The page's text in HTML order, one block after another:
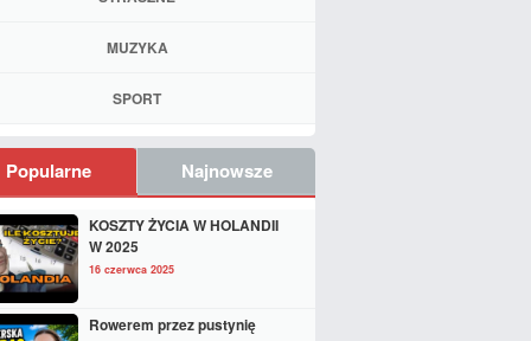
MUZYKA
SPORT
Popularne Najnowsze
KOSZTY ŻYCIA W HOLANDII
W 2025
16 czerwca 2025
Rowerem przez pustynię